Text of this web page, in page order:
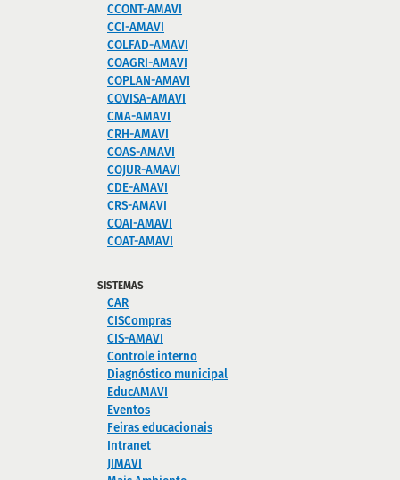
CCONT-AMAVI
CCI-AMAVI
COLFAD-AMAVI
COAGRI-AMAVI
COPLAN-AMAVI
COVISA-AMAVI
CMA-AMAVI
CRH-AMAVI
COAS-AMAVI
COJUR-AMAVI
CDE-AMAVI
CRS-AMAVI
COAI-AMAVI
COAT-AMAVI
SISTEMAS
CAR
CISCompras
CIS-AMAVI
Controle interno
Diagnóstico municipal
EducAMAVI
Eventos
Feiras educacionais
Intranet
JIMAVI